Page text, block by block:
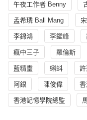
午夜工作者 Benny
孟希璘 Ball Mang
李錦鴻 李鑑峰
瘋中三子 羅倫斯
藍精靈 蝌蚪 許
阿銀 陳俊偉
香港記憶學院總監